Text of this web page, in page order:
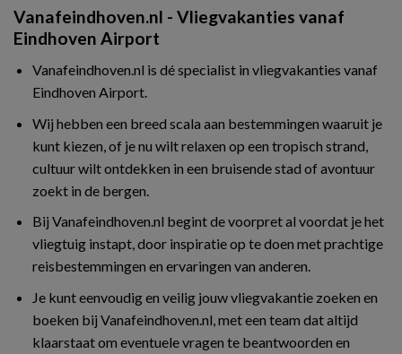
Vanafeindhoven.nl - Vliegvakanties vanaf
Eindhoven Airport
Vanafeindhoven.nl is dé specialist in vliegvakanties vanaf
Eindhoven Airport.
Wij hebben een breed scala aan bestemmingen waaruit je
kunt kiezen, of je nu wilt relaxen op een tropisch strand,
cultuur wilt ontdekken in een bruisende stad of avontuur
zoekt in de bergen.
Bij Vanafeindhoven.nl begint de voorpret al voordat je het
vliegtuig instapt, door inspiratie op te doen met prachtige
reisbestemmingen en ervaringen van anderen.
Je kunt eenvoudig en veilig jouw vliegvakantie zoeken en
boeken bij Vanafeindhoven.nl, met een team dat altijd
klaarstaat om eventuele vragen te beantwoorden en